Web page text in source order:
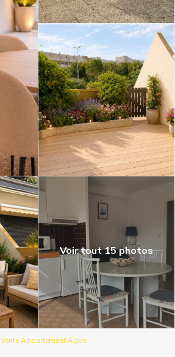
Voir tout 15 photos
Vente Appartement Agde